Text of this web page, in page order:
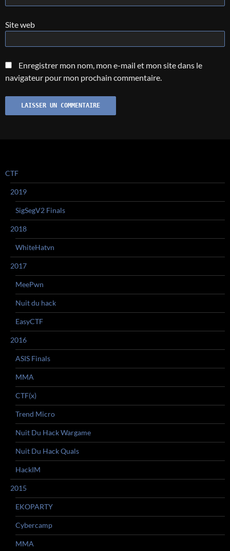
Site web
Enregistrer mon nom, mon e-mail et mon site dans le
navigateur pour mon prochain commentaire.
CTF
2019
SigSegV2 Finals
2018
WhiteHatvn
2017
MeePwn
Nuit du hack
EasyCTF
2016
ASIS Finals
MMA
CTF(x)
Trend Micro
Nuit Du Hack Wargame
Nuit Du Hack Quals
HackIM
2015
EKOPARTY
Cybercamp
MMA